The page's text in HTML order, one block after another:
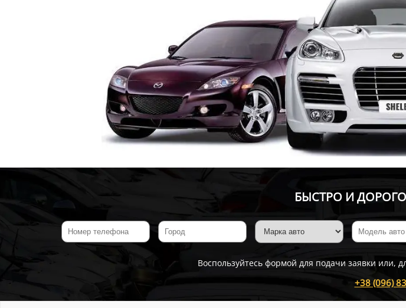
БЫСТРО И
Воспользуйтесь формой для подачи заявки или,
+38 (096)